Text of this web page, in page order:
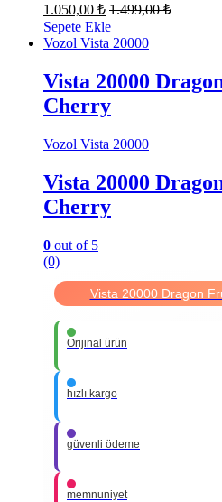
1.050,00 ₺ 1.499,00₺
Sepete Ekle
Vozol Vista 20000
Vista 20000
Cherry
Vozol Vista 20000
Vista 20000
Cherry
0 out of 5
(0)
Vista 20000 Dragon
Orijinal ürün
hızlı kargo
güvenli ödeme
memnuniyet